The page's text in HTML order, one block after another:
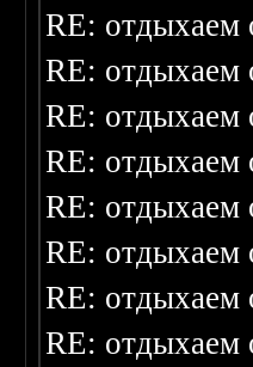
RE: отдыхаем
RE: отдыхаем
RE: отдыхаем
RE: отдыхаем
RE: отдыхаем
RE: отдыхаем
RE: отдыхаем
RE: отдыхаем